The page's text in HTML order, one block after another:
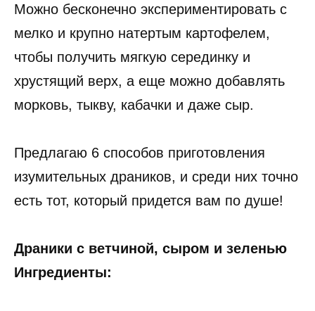
Можно бесконечно экспериментировать с
мелко и крупно натертым картофелем,
чтобы получить мягкую серединку и
хрустящий верх, а еще можно добавлять
морковь, тыкву, кабачки и даже сыр.
Предлагаю 6 способов приготовления
изумительных драников, и среди них точно
есть тот, который придется вам по душе!
Драники с ветчиной, сыром и зеленью
Ингредиенты: